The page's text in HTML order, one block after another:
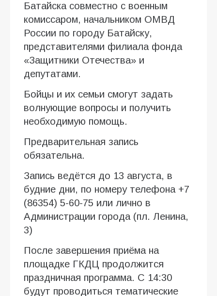
Батайска совместно с военным
комиссаром, начальником ОМВД
России по городу Батайску,
представителями филиала фонда
«Защитники Отечества» и
депутатами.
Бойцы и их семьи смогут задать
волнующие вопросы и получить
необходимую помощь.
Предварительная запись
обязательна.
Запись ведётся до 13 августа, в
будние дни, по номеру телефона +7
(86354) 5-60-75 или лично в
Администрации города (пл. Ленина,
3)
После завершения приёма на
площадке ГКДЦ продолжится
праздничная программа. С 14:30
будут проводиться тематические